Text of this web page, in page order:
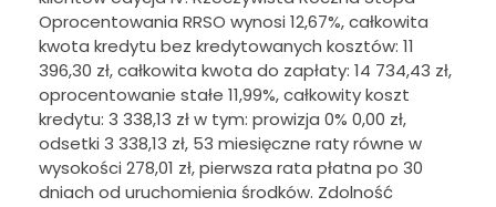
Oprocentowania RRSO wynosi 12,67%, całkowita
kwota kredytu bez kredytowanych kosztów: 11
396,30 zł, całkowita kwota do zapłaty: 14 734,43 zł,
oprocentowanie stałe 11,99%, całkowity koszt
kredytu: 3 338,13 zł w tym: prowizja 0% 0,00 zł,
odsetki 3 338,13 zł, 53 miesięczne raty równe w
wysokości 278,01 zł, pierwsza rata płatna po 30
dniach od uruchomienia środków. Zdolność